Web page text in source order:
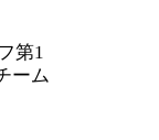
第1
ーム